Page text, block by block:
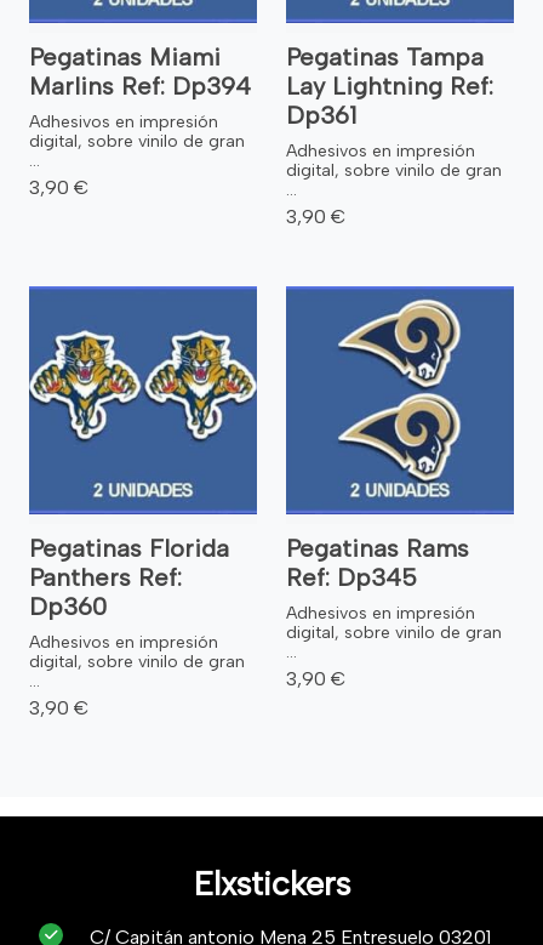
Pegatinas Miami
Marlins Ref: Dp394
Adhesivos en impresión
digital, sobre vinilo de gran
...
3,90 €
Pegatinas Tampa
Lay Lightning Ref:
Dp361
Adhesivos en impresión
digital, sobre vinilo de gran
...
3,90 €
Pegatinas Florida
Panthers Ref:
Dp360
Adhesivos en impresión
digital, sobre vinilo de gran
...
3,90 €
Pegatinas Rams
Ref: Dp345
Adhesivos en impresión
digital, sobre vinilo de gran
...
3,90 €
Elxstickers
C/ Capitán antonio Mena 25 Entresuelo 03201